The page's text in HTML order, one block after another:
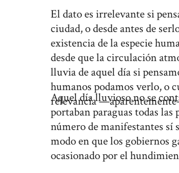
El dato es irrelevante si
ciudad, o desde antes de
existencia de la especie
desde que la circulación
lluvia de aquel día si
humanos podamos verlo, o
relevancia
Aquel día lluvioso no se
portaban paraguas todas
número de manifestantes sí
modo en que los gobiernos
ocasionado por el